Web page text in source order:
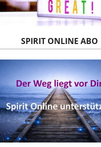
SPIRIT ONLINE ABO